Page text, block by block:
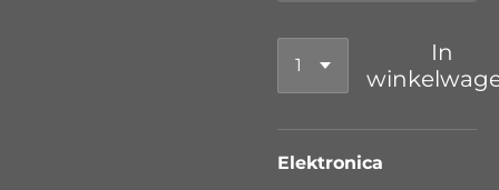
In
Elektronica